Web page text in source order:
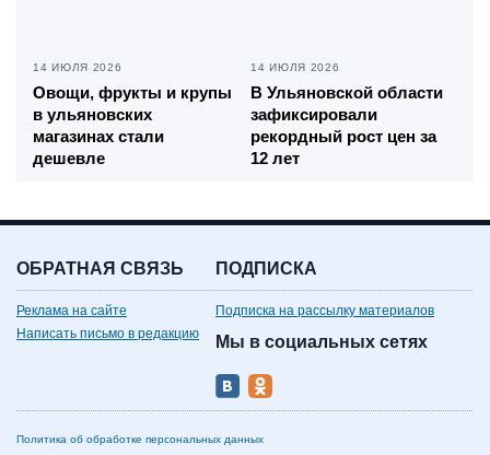
14 ИЮЛЯ 2026
Овощи, фрукты и крупы
в ульяновских
магазинах стали
дешевле
14 ИЮЛЯ 2026
В Ульяновской области
зафиксировали
рекордный рост цен за
12 лет
ОБРАТНАЯ СВЯЗЬ
Реклама на сайте
Написать письмо в редакцию
ПОДПИСКА
Подписка на рассылку материалов
Мы в социальных сетях
Политика об обработке персональных данных